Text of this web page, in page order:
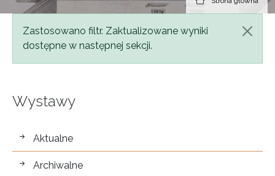
Komunikat
Zastosowano filtr. Zaktualizowane wyniki
dostępne w następnej sekcji.
Wystawy
wystawy
Aktualne
Archiwalne